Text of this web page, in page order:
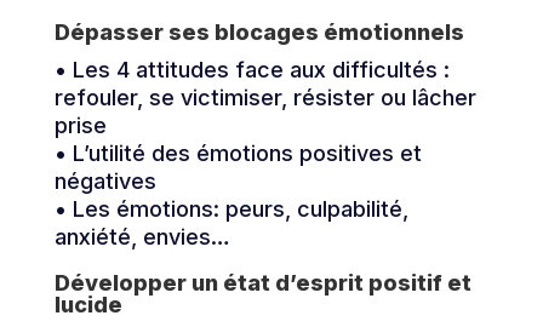
Dépasser ses blocages émotionnels
• Les 4 attitudes face aux difficultés :
refouler, se victimiser, résister ou lâcher
prise
• L’utilité des émotions positives et
négatives
• Les émotions: peurs, culpabilité,
anxiété, envies…
Développer un état d’esprit positif et
lucide